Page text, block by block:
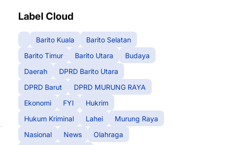
Label Cloud
Barito Kuala
Barito Selatan
Barito Timur
Barito Utara
Budaya
Daerah
DPRD Barito Utara
DPRD Barut
DPRD MURUNG RAYA
Ekonomi
FYI
Hukrim
Hukum Kriminal
Lahei
Murung Raya
Nasional
News
Olahraga